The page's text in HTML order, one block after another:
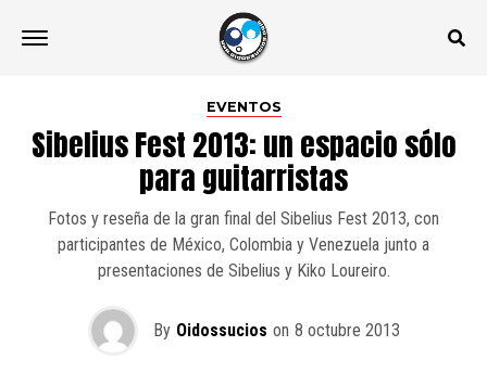
EVENTOS
Sibelius Fest 2013: un espacio sólo
para guitarristas
Fotos y reseña de la gran final del Sibelius Fest 2013, con
participantes de México, Colombia y Venezuela junto a
presentaciones de Sibelius y Kiko Loureiro.
By Oidossucios on 8 octubre 2013